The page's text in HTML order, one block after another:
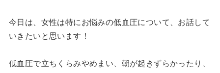
今日は、女性は特にお悩みの低血圧について、お話して
いきたいと思います！
低血圧で立ちくらみやめまい、朝が起きずらかったり、